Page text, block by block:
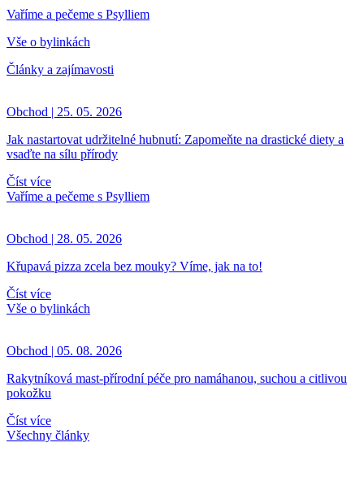
Vaříme a pečeme s Psylliem
Vše o bylinkách
Články a zajímavosti
Obchod | 25. 05. 2026
Jak nastartovat udržitelné hubnutí: Zapomeňte na drastické diety a
vsaďte na sílu přírody
Číst více
Vaříme a pečeme s Psylliem
Obchod | 28. 05. 2026
Křupavá pizza zcela bez mouky? Víme, jak na to!
Číst více
Vše o bylinkách
Obchod | 05. 08. 2026
Rakytníková mast-přírodní péče pro namáhanou, suchou a citlivou
pokožku
Číst více
Všechny články